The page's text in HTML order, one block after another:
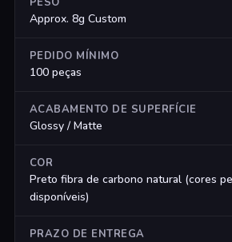
Approx. 8g Custom
PEDIDO MÍNIMO
100 peças
ACABAMENTO DE SUPERFÍCIE
Glossy / Matte
COR
Preto fibra de carbono natural (cores
disponíveis)
PRAZO DE ENTREGA